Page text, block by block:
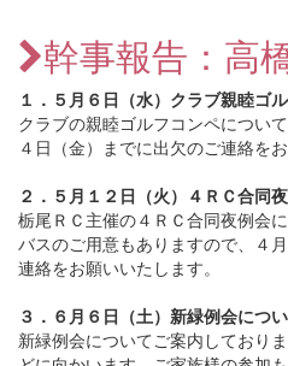
幹事報告：高
１．５月６日（水）クラブ親睦ゴ
クラブの親睦ゴルフコンペについ
４日（金）までに出欠のご連絡を
２．５月１２日（火）４ＲＣ合同
栃尾ＲＣ主催の４ＲＣ合同夜例会
バスのご用意もありますので、４
連絡をお願いいたします。
３．６月６日（土）新緑例会につ
新緑例会についてご案内しており